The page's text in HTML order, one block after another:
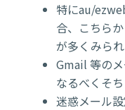
特にau/
合、こちら
が多くみられ
Gmail 等の
なるべくそ
迷惑メール